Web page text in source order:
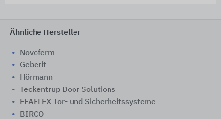
Ähnliche Hersteller
Novoferm
Geberit
Hörmann
Teckentrup Door Solutions
EFAFLEX Tor- und Sicherheitssysteme
BIRCO